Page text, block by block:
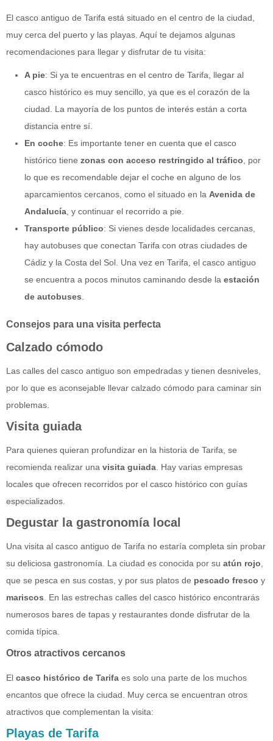
El casco antiguo de Tarifa está situado en el centro de la ciudad,
muy cerca del puerto y las playas. Aquí te dejamos algunas
recomendaciones para llegar y disfrutar de tu visita:
A pie: Si ya te encuentras en el centro de Tarifa, llegar al
casco histórico es muy sencillo, ya que es el corazón de la
ciudad. La mayoría de los puntos de interés están a corta
distancia entre sí.
En coche: Es importante tener en cuenta que el casco
histórico tiene zonas con acceso restringido al tráfico, por
lo que es recomendable dejar el coche en alguno de los
aparcamientos cercanos, como el situado en la Avenida de
Andalucía, y continuar el recorrido a pie.
Transporte público: Si vienes desde localidades cercanas,
hay autobuses que conectan Tarifa con otras ciudades de
Cádiz y la Costa del Sol. Una vez en Tarifa, el casco antiguo
se encuentra a pocos minutos caminando desde la estación
de autobuses.
Consejos para una visita perfecta
Calzado cómodo
Las calles del casco antiguo son empedradas y tienen desniveles,
por lo que es aconsejable llevar calzado cómodo para caminar sin
problemas.
Visita guiada
Para quienes quieran profundizar en la historia de Tarifa, se
recomienda realizar una visita guiada. Hay varias empresas
locales que ofrecen recorridos por el casco histórico con guías
especializados.
Degustar la gastronomía local
Una visita al casco antiguo de Tarifa no estaría completa sin probar
su deliciosa gastronomía. La ciudad es conocida por su atún rojo,
que se pesca en sus costas, y por sus platos de pescado fresco y
mariscos. En las estrechas calles del casco histórico encontrarás
numerosos bares de tapas y restaurantes donde disfrutar de la
comida típica.
Otros atractivos cercanos
El casco histórico de Tarifa es solo una parte de los muchos
encantos que ofrece la ciudad. Muy cerca se encuentran otros
atractivos que complementan la visita:
Playas de Tarifa